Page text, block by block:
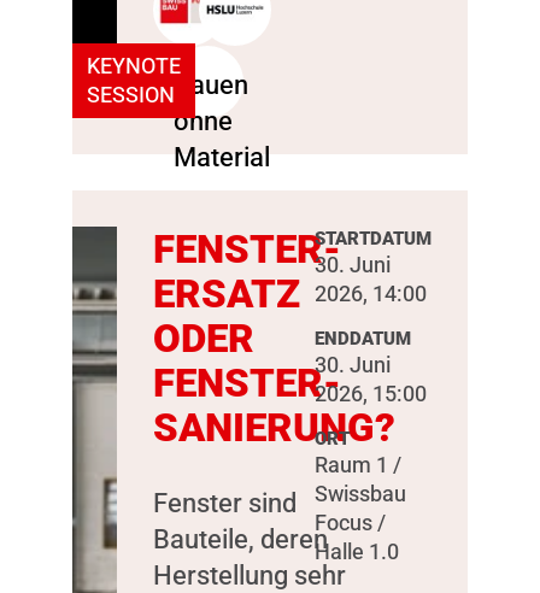
KEYNOTE
SESSION
FENSTER-
ERSATZ
ODER
FENSTER-
SANIERUNG?
Fenster sind
Bauteile, deren
Herstellung sehr
STARTDATUM
30. Juni
2026, 14:00
ENDDATUM
30. Juni
2026, 15:00
ORT
Raum 1 /
Swissbau
Focus /
Halle 1.0